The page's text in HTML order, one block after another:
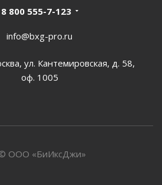
8 800 555-7-123
info@bxg-pro.ru
ул. Кантемировская, д. 58,
оф. 1005
ООО «БиИксДжи»